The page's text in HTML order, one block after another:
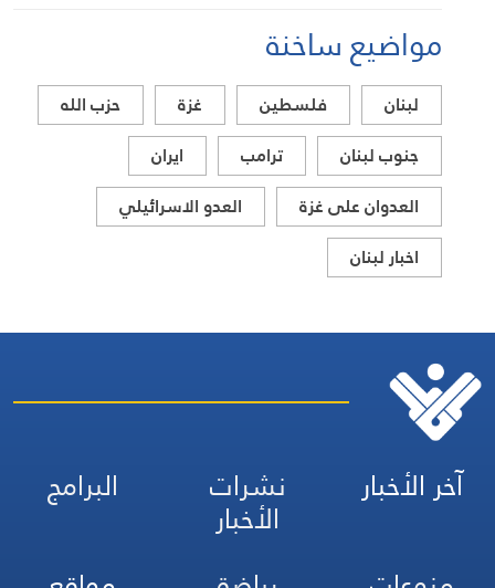
مواضيع ساخنة
فلسطين
حزب الله
جنوب لبنان
ترامب
العدوان على غزة
العدو الاسرائيلي
اخبار لبنان
الأخبار نشرات
الأخبار
البرامج